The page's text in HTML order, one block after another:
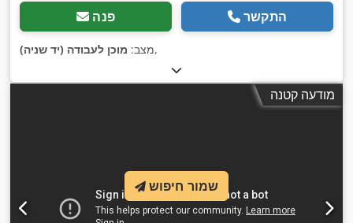
פנה התקשר
מצב: מוכן לעבודה (יד שניה) ,
מודעה קטנה
שמור חיפוש